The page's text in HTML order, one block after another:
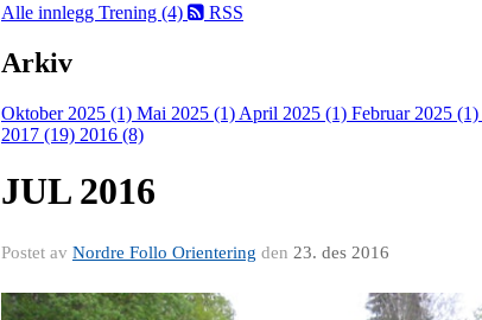
Alle innlegg Trening (4) RSS
Arkiv
Oktober 2025 (1) Mai 2025 (1) April 2025 (1) Februar 2025 (1)
2017 (19) 2016 (8)
JUL 2016
Postet av Nordre Follo Orientering den 23. des 2016